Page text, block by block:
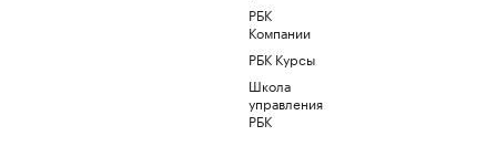
РБК
Компании
РБК Курсы
Школа
управления
РБК